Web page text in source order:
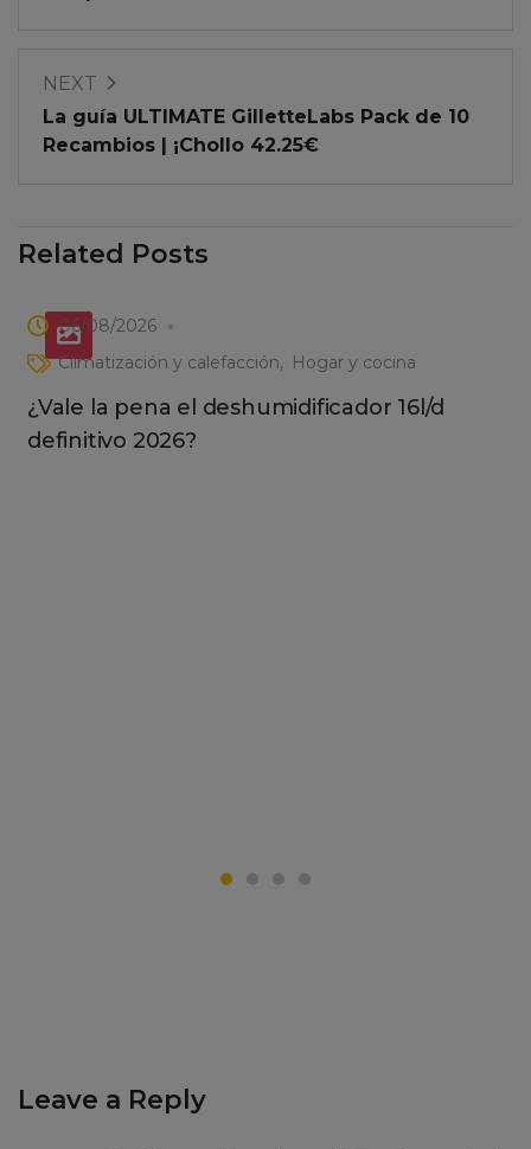
NEXT
La guía ULTIMATE GilletteLabs Pack de 10
Recambios | ¡Chollo 42.25€
Related Posts
06/08/2026
Climatización y calefacción
Hogar y cocina
¿Vale la pena el deshumidificador 16l/d
definitivo 2026?
Leave a Reply